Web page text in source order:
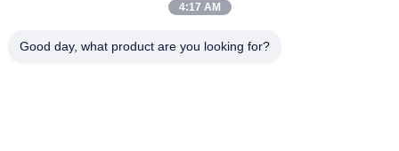
Spannung, die
Gegendrehdrahtseil
4:17 AM
Good day, what product are you looking for?